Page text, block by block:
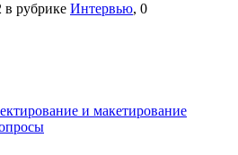
в рубрике Интервью, 0
и макетирование